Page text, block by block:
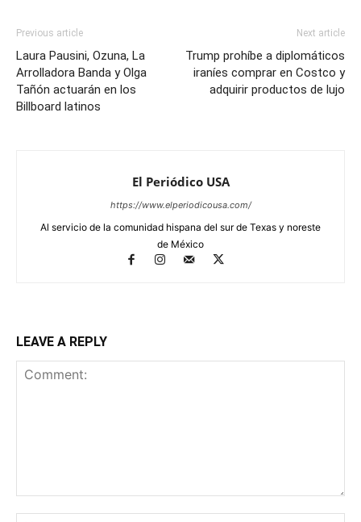
Previous article
Laura Pausini, Ozuna, La
Arrolladora Banda y Olga
Tañón actuarán en los
Billboard latinos
Next article
Trump prohíbe a diplomáticos
iraníes comprar en Costco y
adquirir productos de lujo
El Periódico USA
https://www.elperiodicousa.com/
Al servicio de la comunidad hispana del sur de Texas y noreste
de México
LEAVE A REPLY